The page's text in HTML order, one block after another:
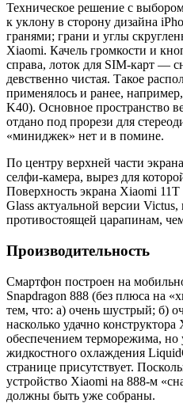
Техническое решение с
к уклону в сторону дизайна
гранями; грани и углы
Xiaomi. Качель громкости и
справа, лоток для SIM-карт —
девственно чистая. Такое
применялось и ранее,
K40). Основное пространство
отдано под прорези для
«миниджек» нет и в помине.
По центру верхней части
селфи-камера, вырез для
Поверхность экрана Xiaomi
Glass актуальной версии Victus,
противостоящей царапинам,
Производительность
Смартфон построен на
Snapdragon 888 (без плюса на
тем, что: а) очень шустрый; б)
насколько удачно
обеспечением терморежима,
жидкостного охлаждения
странице присутствует.
устройство Xiaomi на 888-м
должны быть уже собраны.